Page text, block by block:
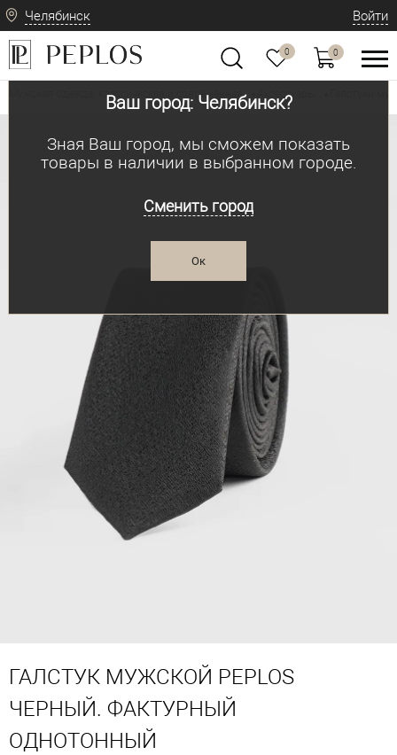
Челябинск
Ваш город: Челябинск?
Зная Ваш город, мы сможем показать
товары в наличии в выбранном городе.
Сменить город
Ок
Войти
0 0
Мужская одежда: классическая и современная Аксессуары
ГАЛСТУК МУЖСКОЙ PEPLOS
ЧЕРНЫЙ. ФАКТУРНЫЙ
ОДНОТОННЫЙ